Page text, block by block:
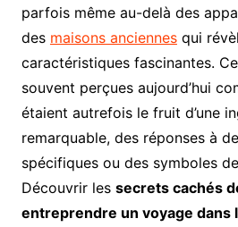
parfois même au-delà des
des maisons anciennesqui
caractéristiques fascinantes.
souvent perçues aujourd’hui
étaient autrefois le fruit d’une
remarquable, des réponses à
spécifiques ou des symboles
Découvrir les secrets cachés
entreprendre un voyage dans